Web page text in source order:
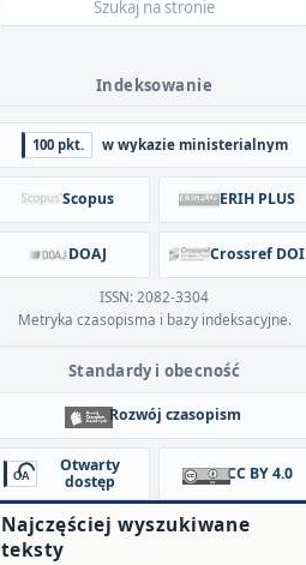
Indeksowanie
100 pkt. w wykazie ministerialnym
Scopus ERIH PLUS
DOAJ Crossref DOI
ISSN: 2082-3304
Metryka czasopisma i bazy indeksacyjne.
Standardy i obecność
Rozwój czasopism
Otwarty
dostęp
CC BY 4.0
Najczęściej wyszukiwane
teksty